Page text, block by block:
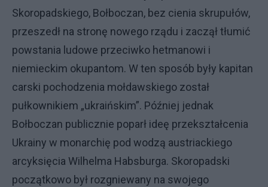
Skoropadskiego, Bołboczan, bez cienia skrupułów,
przeszedł na stronę nowego rządu i zaczął tłumić
powstania ludowe przeciwko hetmanowi i
niemieckim okupantom. W ten sposób były kapitan
carski pochodzenia mołdawskiego został
pułkownikiem „ukraińskim”. Później jednak
Bołboczan publicznie poparł ideę przekształcenia
Ukrainy w monarchię pod wodzą austriackiego
arcyksięcia Wilhelma Habsburga. Skoropadski
początkowo był rozgniewany na swojego